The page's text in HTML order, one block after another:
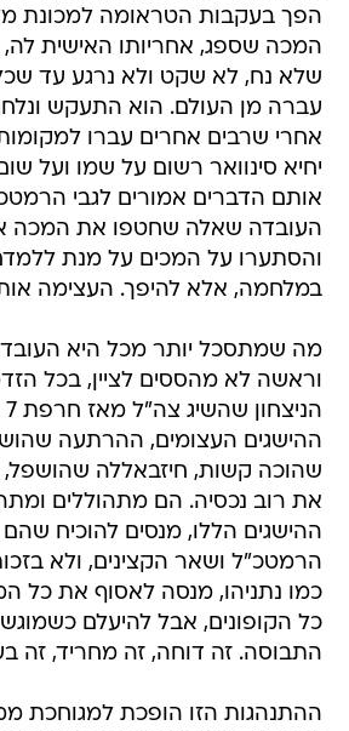
הפך בעקבות הטראומה למכונת
המכה שספג, אחריותו האישית לה,
שלא נח, לא שקט ולא נרגע עד
עברה מן העולם. הוא התעקש
אחרי שרבים אחרים עברו
יחיא סינוואר רשום על שמו ועל
אותם הדברים אמורים לגבי
העובדה שאלה שחטפו את המכה
והסתערו על המכים על מנת
במלחמה, אלא להיפך. העצימה
מה שמתסכל יותר מכל היא
וראשה לא מהססים לציין, בכל
ההישגים העצומים, ההרתעה
שהוכה קשות, חיזבאללה שהושפל,
את רוב נכסיה. הם מתהוללים
ההישגים הללו, מנסים להוכיח
הרמטכ"ל ושאר הקצינים, ולא
כמו נתניהו, מנסה לאסוף את כל
כל הקופונים, אבל להיעלם
התבוסה. זה דוחה, זה מחריד, זה
ההתנהגות הזו הופכת